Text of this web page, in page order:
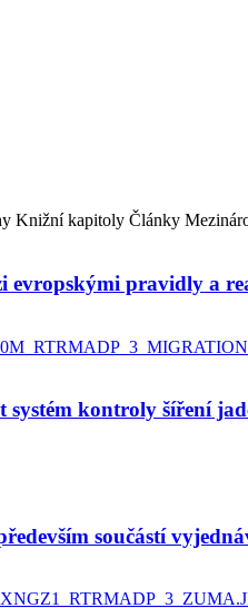
Knižní kapitoly Články
evropskými pravidly a
systém kontroly šíření
součástí